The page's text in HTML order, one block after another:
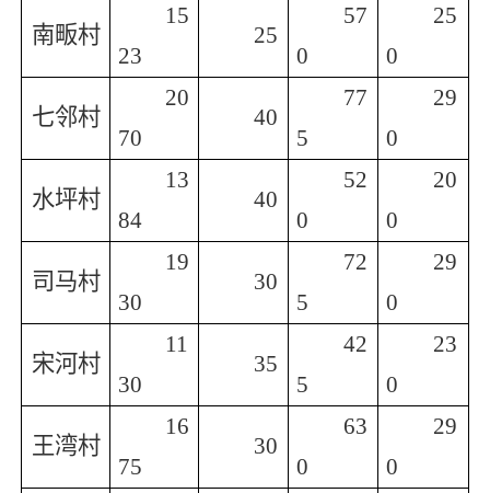
南畈村
15
23
25
57
0
25
0
七邻村
20
70
40
77
5
29
0
水坪村
13
84
40
52
0
20
0
司马村
19
30
30
72
5
29
0
宋河村
11
30
35
42
5
23
0
王湾村
16
75
30
63
0
29
0